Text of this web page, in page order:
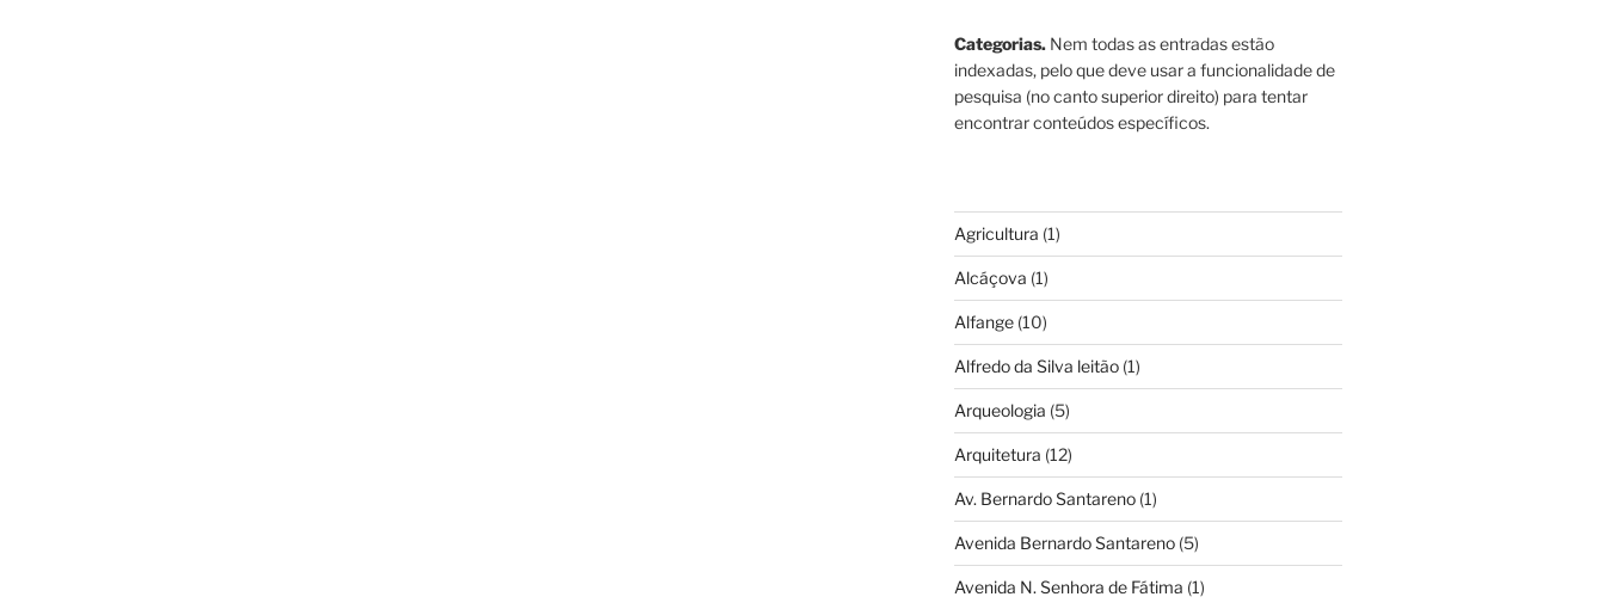
Categorias.Nem todas as entradas estão
indexadas, pelo que deve usar a funcionalidade de
pesquisa (no canto superior direito) para tentar
encontrar conteúdos específicos.
Agricultura (1)
Alcáçova (1)
Alfange(10)
Alfredo da Silva leitão(1)
Arqueologia (5)
Arquitetura (12)
Av. Bernardo Santareno(1)
Avenida Bernardo Santareno(5)
Avenida N. Senhora de Fátima (1)